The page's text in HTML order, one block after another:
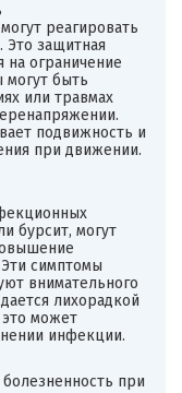
реагировать
Это защитная
на ограничение
могут быть
или травмах
подвижность и
при движении.
бурсит, могут
симптомы
внимательного
лихорадкой
может
инфекции.
при